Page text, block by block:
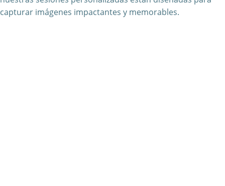
capturar imágenes impactantes y memorables.